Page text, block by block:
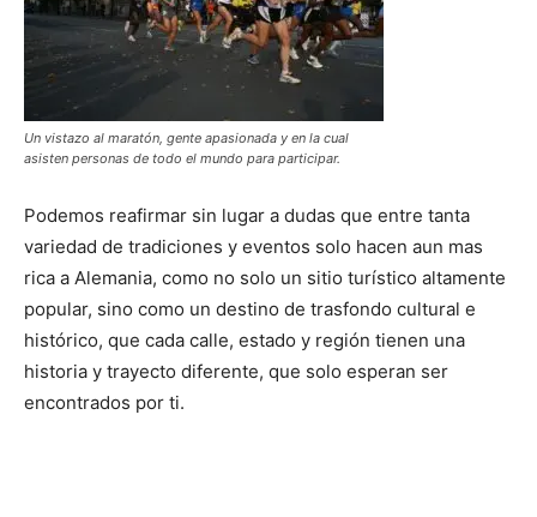
Un vistazo al maratón, gente apasionada y en la cual
asisten personas de todo el mundo para participar.
Podemos reafirmar sin lugar a dudas que entre tanta
variedad de tradiciones y eventos solo hacen aun mas
rica a Alemania, como no solo un sitio turístico altamente
popular, sino como un destino de trasfondo cultural e
histórico, que cada calle, estado y región tienen una
historia y trayecto diferente, que solo esperan ser
encontrados por ti.